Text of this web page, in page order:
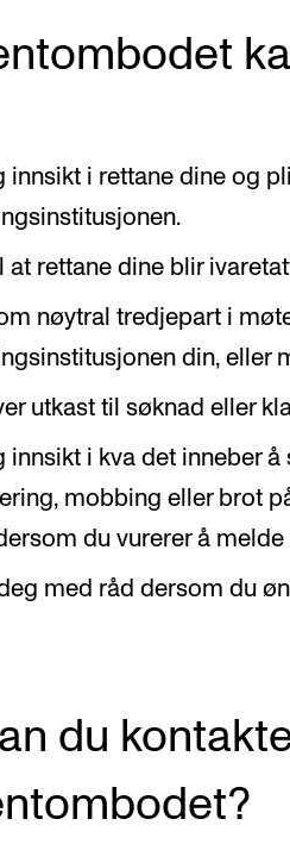
innsikt i rettane dine og
at rettane dine blir
nøytral tredjepart i
din, eller
utkast til søknad eller
innsikt i kva det inneber
mobbing eller brot
du vurerer å
med råd dersom du
du